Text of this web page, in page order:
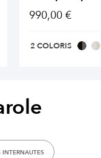
990,00 €
2 COLORIS
INTERNAUTES